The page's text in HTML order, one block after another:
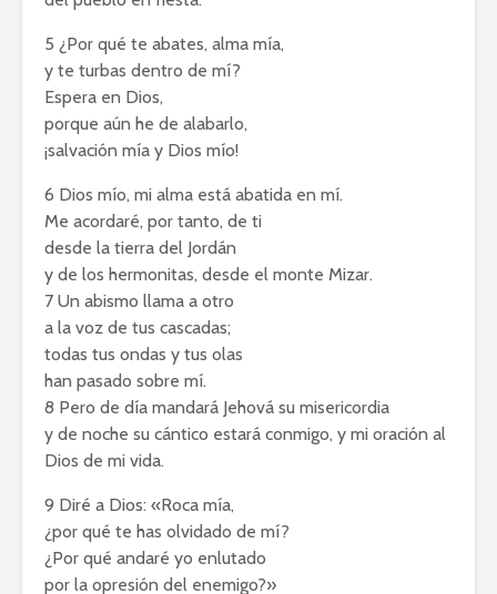
5 ¿Por qué te abates, alma mía,
y te turbas dentro de mí?
Espera en Dios,
porque aún he de alabarlo,
¡salvación mía y Dios mío!
6 Dios mío, mi alma está abatida en mí.
Me acordaré, por tanto, de ti
desde la tierra del Jordán
y de los hermonitas, desde el monte Mizar.
7 Un abismo llama a otro
a la voz de tus cascadas;
todas tus ondas y tus olas
han pasado sobre mí.
8 Pero de día mandará Jehová su misericordia
y de noche su cántico estará conmigo, y mi oración al
Dios de mi vida.
9 Diré a Dios: «Roca mía,
¿por qué te has olvidado de mí?
¿Por qué andaré yo enlutado
por la opresión del enemigo?»